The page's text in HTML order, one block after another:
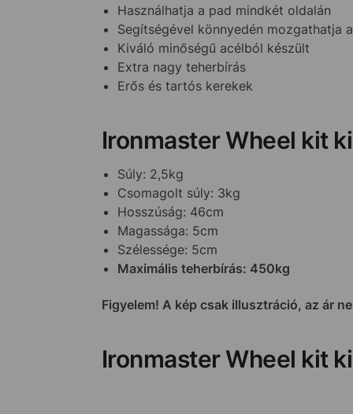
Használhatja a pad mindkét oldalán
Segítségével könnyedén mozgathatja
Kiváló minőségű acélból készült
Extra nagy teherbírás
Erős és tartós kerekek
Ironmaster Wheel kit
Súly: 2,5kg
Csomagolt súly: 3kg
Hosszúság: 46cm
Magassága: 5cm
Szélessége: 5cm
Maximális teherbírás: 450kg
Figyelem! A kép csak illusztráció, az ár
Ironmaster Wheel kit